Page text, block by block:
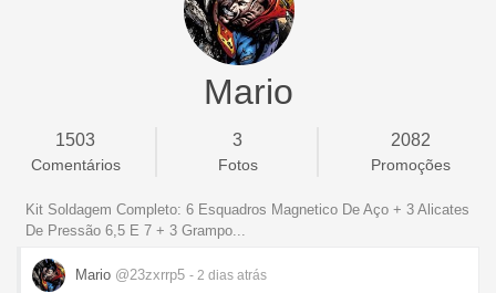
Mario
1503
Comentários
3
Fotos
2082
Promoções
Kit Soldagem Completo: 6 Esquadros Magnetico De Aço + 3 Alicates
De Pressão 6,5 E 7 + 3 Grampo...
Mario @23zxrrp5 - 2 dias atrás